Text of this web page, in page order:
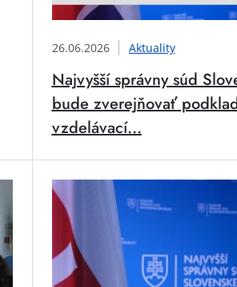
26.06.2026 Aktuality
Najvyšší správny súd
bude zverejňovať
vzdelávací...